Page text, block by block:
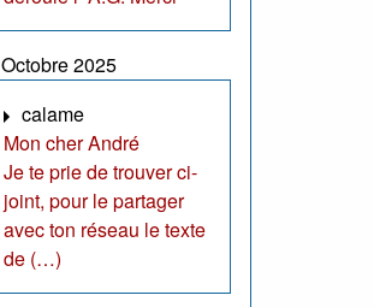
Octobre 2025
calame
Mon cher André
Je te prie de trouver ci-
joint, pour le partager
avec ton réseau le texte
de (…)